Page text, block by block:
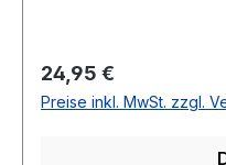
Regulärer Preis:
24,95 €
Preise inkl. MwSt. zzgl.